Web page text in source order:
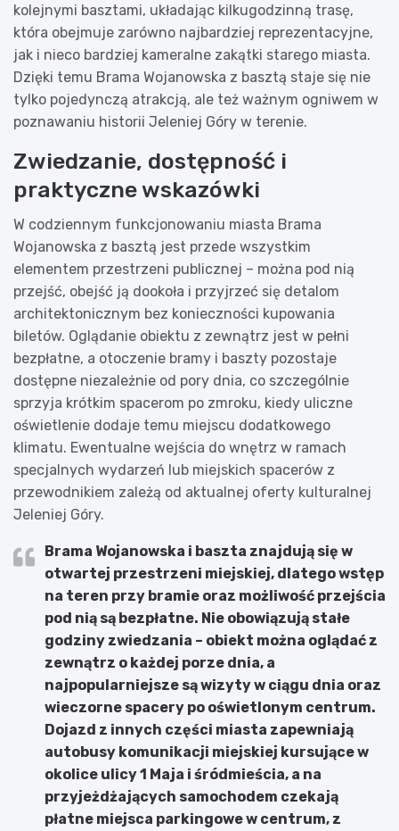
kolejnymi basztami, układając kilkugodzinną trasę,
która obejmuje zarówno najbardziej reprezentacyjne,
jak i nieco bardziej kameralne zakątki starego miasta.
Dzięki temu Brama Wojanowska z basztą staje się nie
tylko pojedynczą atrakcją, ale też ważnym ogniwem w
poznawaniu historii Jeleniej Góry w terenie.
Zwiedzanie, dostępność i
praktyczne wskazówki
W codziennym funkcjonowaniu miasta Brama
Wojanowska z basztą jest przede wszystkim
elementem przestrzeni publicznej – można pod nią
przejść, obejść ją dookoła i przyjrzeć się detalom
architektonicznym bez konieczności kupowania
biletów. Oglądanie obiektu z zewnątrz jest w pełni
bezpłatne, a otoczenie bramy i baszty pozostaje
dostępne niezależnie od pory dnia, co szczególnie
sprzyja krótkim spacerom po zmroku, kiedy uliczne
oświetlenie dodaje temu miejscu dodatkowego
klimatu. Ewentualne wejścia do wnętrz w ramach
specjalnych wydarzeń lub miejskich spacerów z
przewodnikiem zależą od aktualnej oferty kulturalnej
Jeleniej Góry.
Brama Wojanowska i baszta znajdują się w
otwartej przestrzeni miejskiej, dlatego wstęp
na teren przy bramie oraz możliwość przejścia
pod nią są bezpłatne. Nie obowiązują stałe
godziny zwiedzania – obiekt można oglądać z
zewnątrz o każdej porze dnia, a
najpopularniejsze są wizyty w ciągu dnia oraz
wieczorne spacery po oświetlonym centrum.
Dojazd z innych części miasta zapewniają
autobusy komunikacji miejskiej kursujące w
okolice ulicy 1 Maja i śródmieścia, a na
przyjeżdżających samochodem czekają
płatne miejsca parkingowe w centrum, z